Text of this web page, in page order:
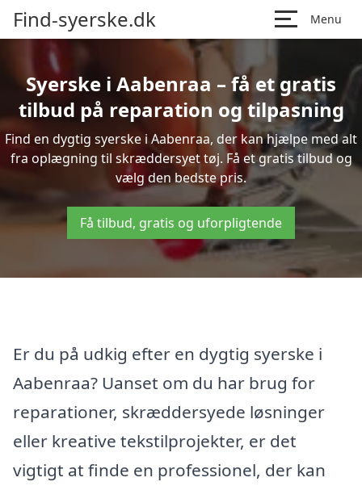
Find-syerske.dk Menu
Syerske i Aabenraa – få et gratis
tilbud på reparation og tilpasning
Find en dygtig syerske i Aabenraa, der kan hjælpe med alt
fra oplægning til skræddersyet tøj. Få et gratis tilbud og
vælg den bedste pris.
Få tilbud, gratis og uforpligtende
Er du på udkig efter en dygtig syerske i
Aabenraa? Uanset om du har brug for
reparationer, skræddersyede løsninger
eller kreative tekstilprojekter, er det
vigtigt at finde en professionel, der kan